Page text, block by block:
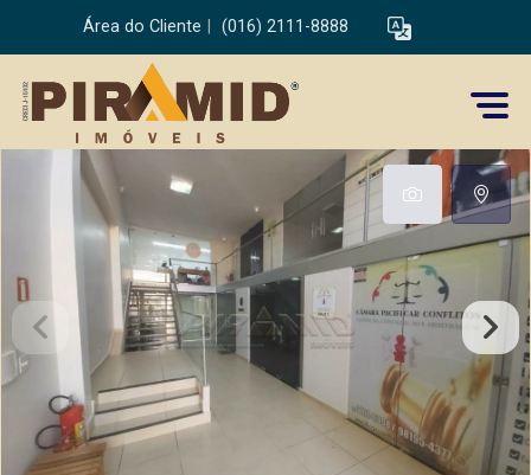
Área do Cliente (016) 2111-8888